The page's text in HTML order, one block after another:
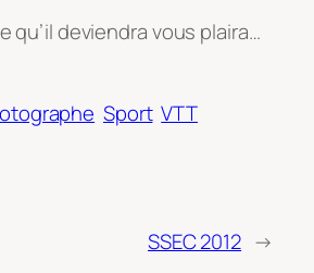
qu’il deviendra vous plaira…
Sport VTT
SSEC 2012 →